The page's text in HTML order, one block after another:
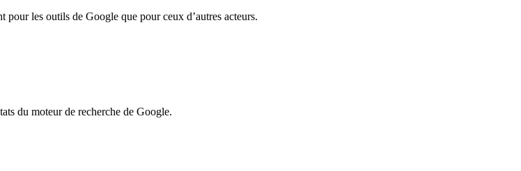
les outils de Google que pour ceux d’autres acteurs.
du moteur de recherche de Google.